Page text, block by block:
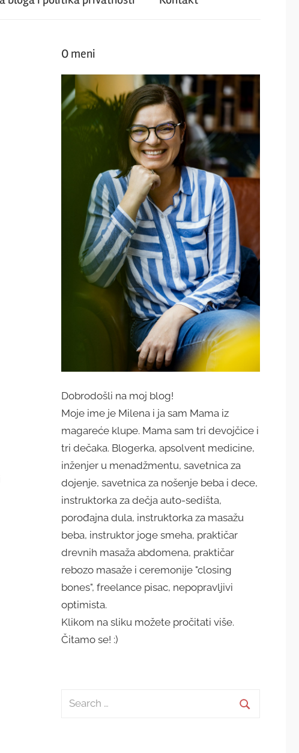
O meni
Dobrodošli na moj blog!
Moje ime je Milena i ja sam Mama iz
magareće klupe. Mama sam tri devojčice i
tri dečaka. Blogerka, apsolvent medicine,
inženjer u menadžmentu, savetnica za
dojenje, savetnica za nošenje beba i dece,
instruktorka za dečja auto-sedišta,
porođajna dula, instruktorka za masažu
beba, instruktor joge smeha, praktičar
drevnih masaža abdomena, praktičar
rebozo masaže i ceremonije "closing
bones", freelance pisac, nepopravljivi
optimista.
Klikom na sliku možete pročitati više.
Čitamo se! :)
Search